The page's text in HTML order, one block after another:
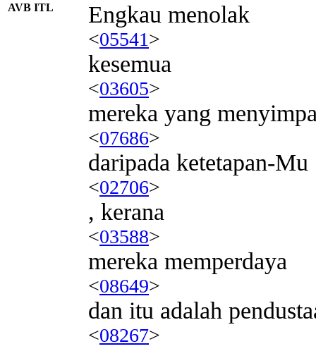
AVB ITL Engkau menolak
<05541>
kesemua
<03605>
mereka yang
<07686>
daripada ketetapan-Mu
<02706>
, kerana
<03588>
mereka memperdaya
<08649>
dan itu adalah
<08267>